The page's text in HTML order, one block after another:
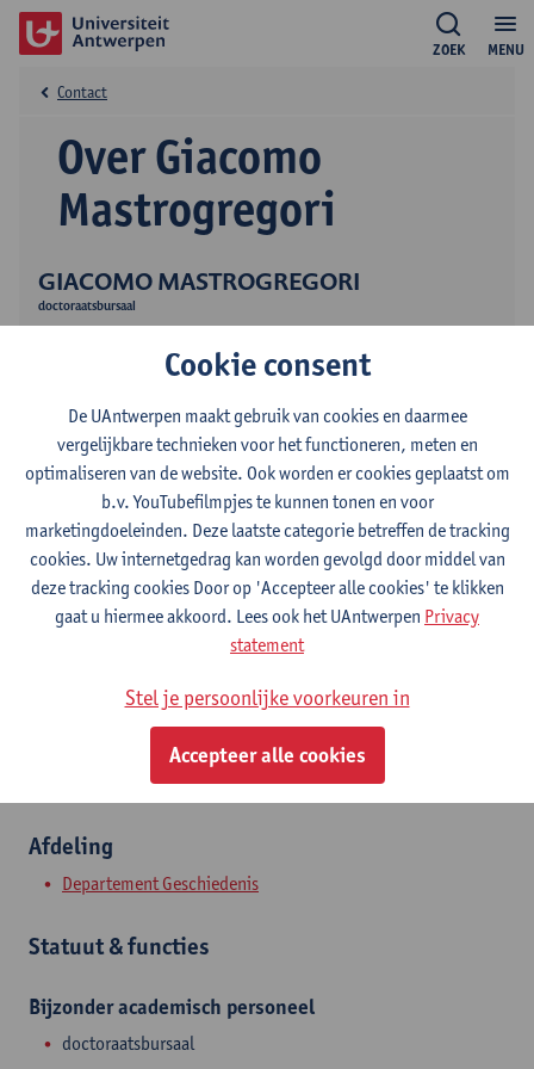
MENU
ZOEK
GIACOMO MASTROGREGORI
doctoraatsbursaal
Over Giacomo
Mastrogregori
Contact
Contact
Stadscampus
Sint-Jacobsmarkt 13
2000 Antwerpen, BEL
Afdeling
Departement Geschiedenis
Statuut & functies
Bijzonder academisch personeel
doctoraatsbursaal
Cookie consent
De UAntwerpen maakt gebruik van cookies en daarmee
vergelijkbare technieken voor het functioneren, meten en
optimaliseren van de website. Ook worden er cookies geplaatst om
b.v. YouTubefilmpjes te kunnen tonen en voor
marketingdoeleinden. Deze laatste categorie betreffen de tracking
cookies. Uw internetgedrag kan worden gevolgd door middel van
deze tracking cookies Door op 'Accepteer alle cookies' te klikken
gaat u hiermee akkoord. Lees ook het UAntwerpen Privacy
statement
Stel je persoonlijke voorkeuren in
Accepteer alle cookies